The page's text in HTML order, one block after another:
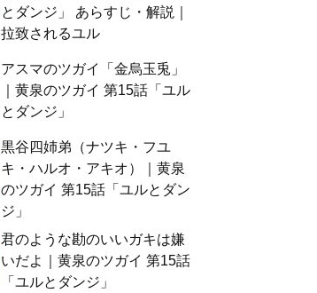
とダンジ」 あらすじ・解説｜
拉致されるユル
アスマのツガイ「金烏玉兎」
｜黄泉のツガイ 第15話「ユル
とダンジ」
黒谷四姉弟（ナツキ・フユ
キ・ハルオ・アキオ）｜黄泉
のツガイ 第15話「ユルとダン
ジ」
君のような勘のいいガキは嫌
いだよ｜黄泉のツガイ 第15話
「ユルとダンジ」